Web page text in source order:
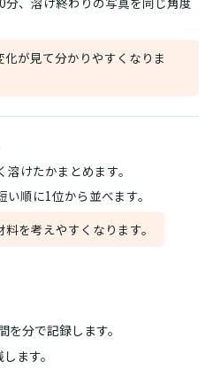
化が見て分かりやすくなりま
溶けたかまとめます。
順に1位から並べます。
を考えやすくなります。
分で記録します。
ます。